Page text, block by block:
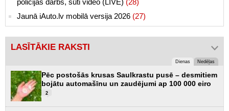
policijas darbs, sūti video (LIVE) (28)
Jaunā iAuto.lv mobilā versija 2026 (27)
LASĪTĀKIE RAKSTI
Dienas Nedēļas
Pēc postošās krusas Saulkrastu pusē – desmitiem
bojātu automašīnu un zaudējumi ap 100 000 eiro
2